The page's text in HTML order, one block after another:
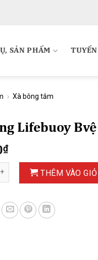
SẢN PHẨM
› Xà bông tắm
Lifebuoy
₫
Bvệ vượt trội 90g số
THÊM VÀO